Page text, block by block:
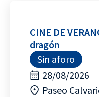
CINE DE
dragón
Sin aforo
28/08/2026
Paseo